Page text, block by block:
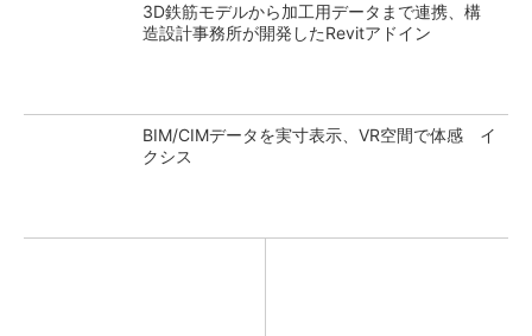
3D鉄筋モデルから加工用データまで連携、構
造設計事務所が開発したRevitアドイン
BIM/CIMデータを実寸表示、VR空間で体感 イ
クシス